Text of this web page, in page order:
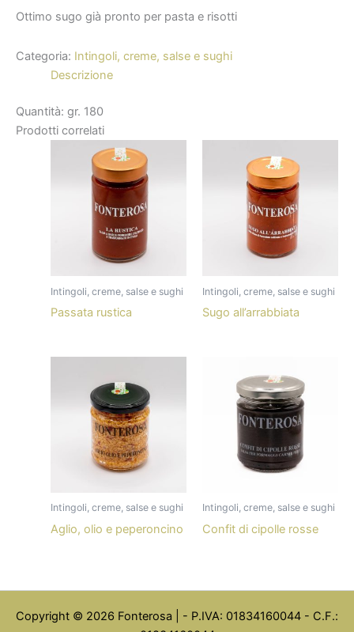
Ottimo sugo già pronto per pasta e risotti
Categoria: Intingoli, creme, salse e sughi
Descrizione
Quantità: gr. 180
Prodotti correlati
Intingoli, creme, salse e sughi
Passata rustica
Intingoli, creme, salse e sughi
Sugo all’arrabbiata
Intingoli, creme, salse e sughi
Aglio, olio e peperoncino
Intingoli, creme, salse e sughi
Confit di cipolle rosse
Copyright © 2026 Fonterosa | - P.IVA: 01834160044 - C.F.: